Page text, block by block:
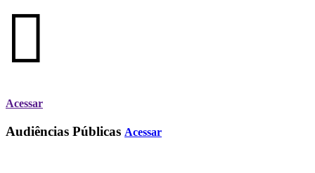
Acessar
Audiências Públicas Acessar